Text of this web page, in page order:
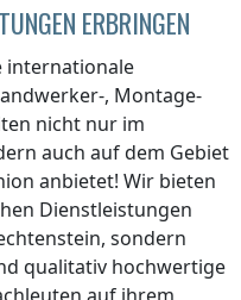
ERBRINGEN
internationale
, Montage-
nicht nur im
auch auf dem Gebiet
anbietet! Wir bieten
Dienstleistungen
, sondern
qualitativ hochwertige